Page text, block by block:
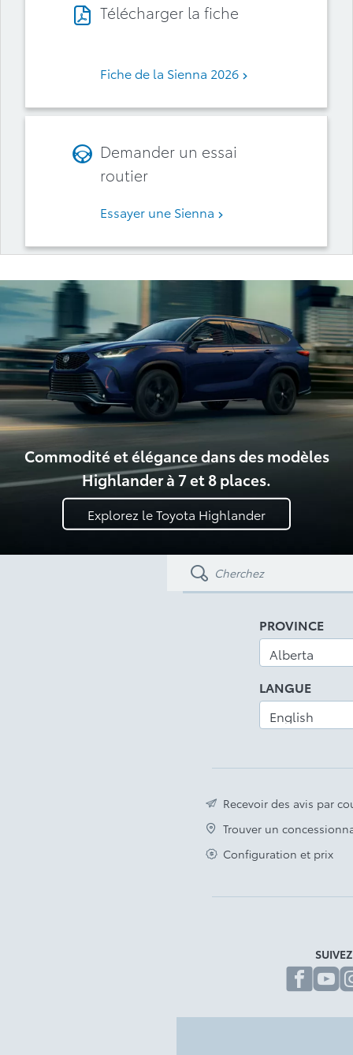
Télécharger la fiche
Fiche de la Sienna 2026
Demander un essai
routier
Essayer une Sienna
Commodité et élégance dans des modèles
Highlander à 7 et 8 places.
Explorez le Toyota Highlander
PROVINCE
LANGUE
Recevoir des avis par
Trouver un
Configuration et prix